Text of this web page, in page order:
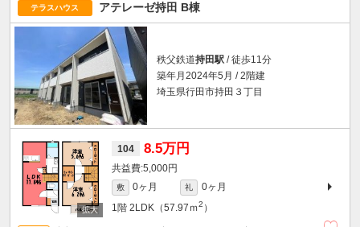
テラスハウス アテレーゼ持田 B棟
秩父鉄道持田駅 / 徒歩11分
築年月2024年5月 / 2階建
埼玉県行田市持田３丁目
104 8.5万円
5,000円
敷 0ヶ月 礼
0ヶ月
1階 2LDK（57.97ｍ2 ）